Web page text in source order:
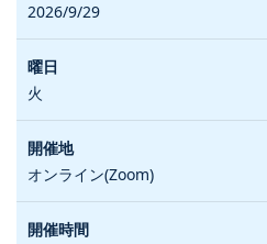
2026/9/29
火
オンライン(Zoom)